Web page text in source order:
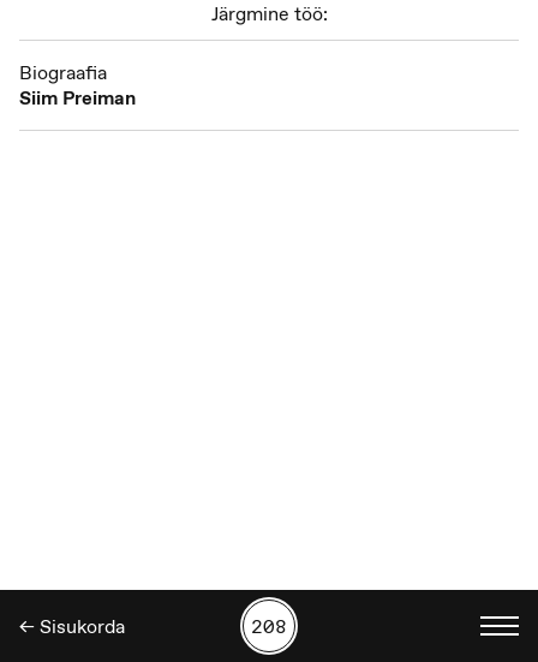
Järgmine töö:
Biograafia
Siim Preiman
208
← Sisukorda